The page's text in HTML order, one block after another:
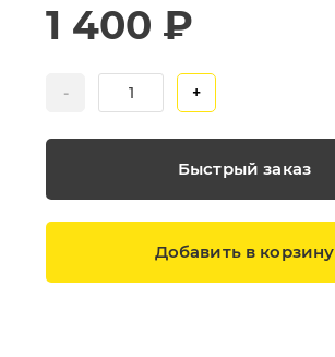
- +
1 400 ₽
Быстрый заказ
Добавить в корзину